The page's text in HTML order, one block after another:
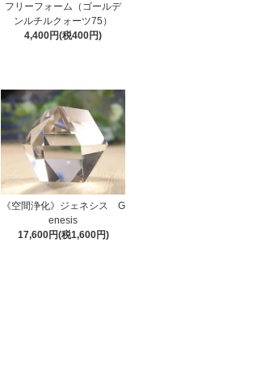
フリーフォーム（ゴールデ
ンルチルクォーツ75）
4,400円(税400円)
《空間浄化》ジェネシス G
enesis
17,600円(税1,600円)